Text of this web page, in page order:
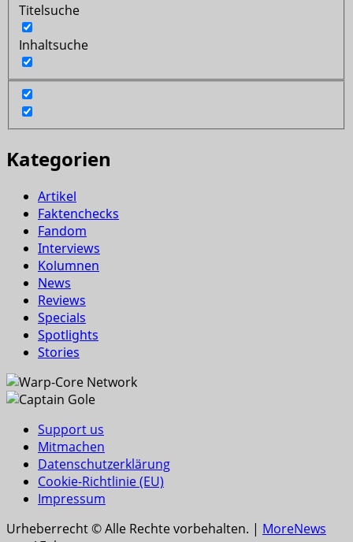
Titelsuche
Inhaltsuche
Kategorien
Artikel
Faktenchecks
Fandom
Interviews
Kolumnen
News
Reviews
Specials
Spotlights
Stories
Support us
Mitmachen
Datenschutzerklärung
Cookie-Richtlinie (EU)
Impressum
Urheberrecht © Alle Rechte vorbehalten. | MoreNews